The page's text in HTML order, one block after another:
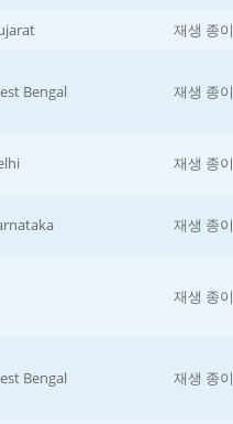
재생 종이
Bengal 재생 종이
재생 종이
재생 종이
재생 종이
Bengal 재생 종이